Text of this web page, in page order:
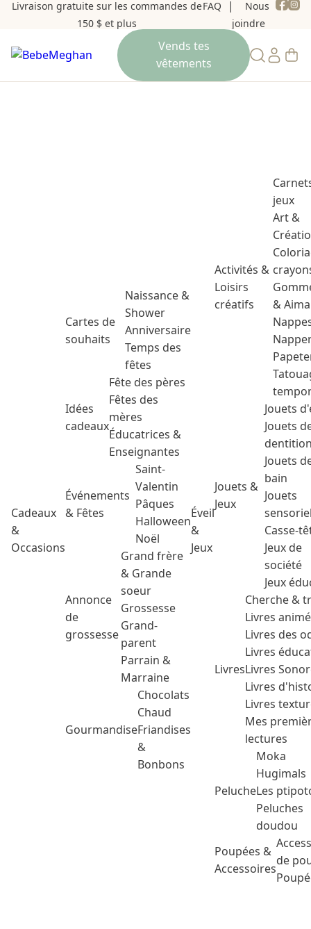
Livraison gratuite sur les commandes de
150 $ et plus
FAQ
Nous
joindre
Cadeaux
&
Occasions
Cartes de
souhaits
Naissance &
Shower
Anniversaire
Temps des
fêtes
Idées
cadeaux
Fête des pères
Fêtes des
mères
Éducatrices &
Enseignantes
Événements
& Fêtes
Saint-
Valentin
Pâques
Halloween
Noël
Annonce
de
grossesse
Grand frère
& Grande
soeur
Grossesse
Grand-
parent
Parrain &
Marraine
Gourmandise
Chocolats
Chaud
Friandises
&
Bonbons
Éveil
&
Jeux
Activités &
Loisirs
créatifs
jeux
Art &
&
Jouets &
Jeux
Jouets
Jouets
Jouets
bain
Jouets
Casse-
Jeux de
société
Jeux
Livres
Cherche &
Livres
Livres des
Livres
Livres
Livres
Livres
Mes
lectures
Peluche
Moka
Hugimals
Les
Peluches
doudou
Poupées &
Accessoires
de